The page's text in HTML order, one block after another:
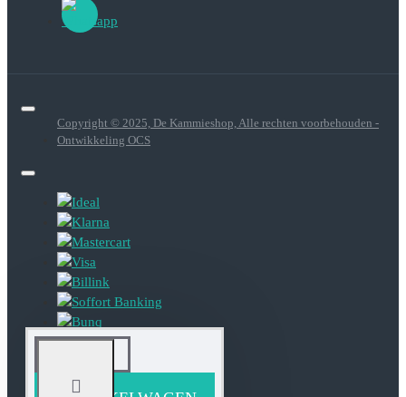
Copyright © 2025, De Kammieshop, Alle rechten voorbehouden -
Ontwikkeling OCS